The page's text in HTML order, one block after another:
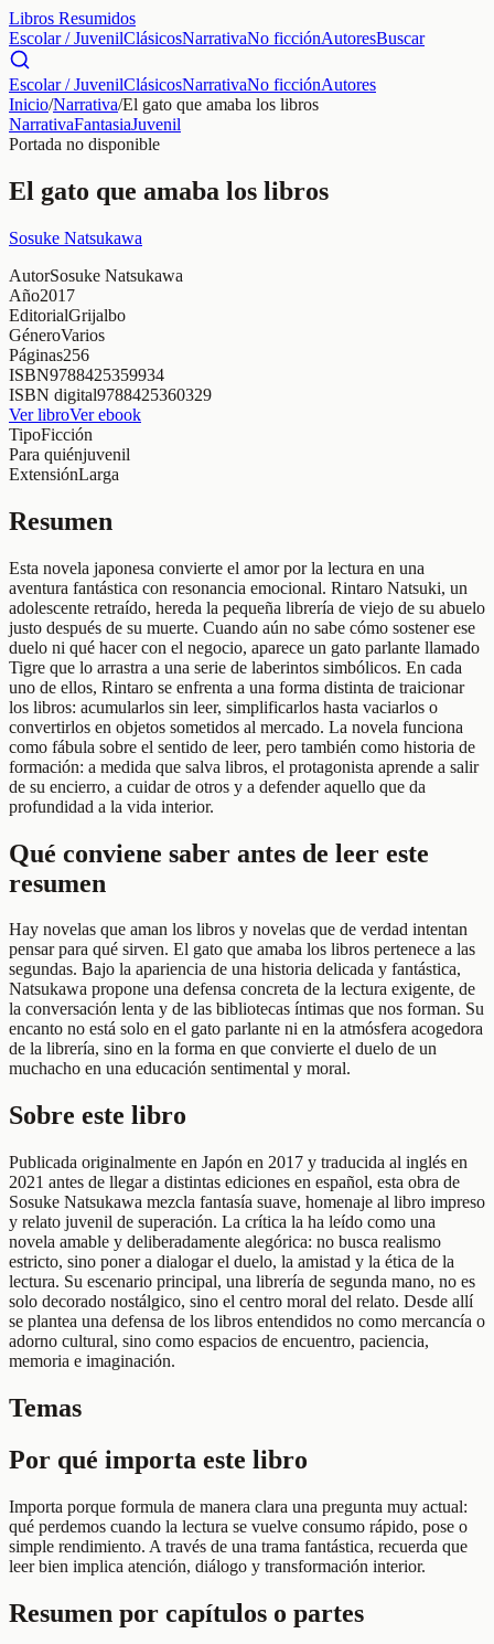
Libros Resumidos
Escolar / JuvenilClásicosNarrativaNo ficciónAutoresBuscar
Escolar / JuvenilClásicosNarrativaNo ficciónAutores
Inicio/Narrativa/El gato que amaba los libros
NarrativaFantasiaJuvenil
Portada no disponible
El gato que amaba los libros
Sosuke Natsukawa
AutorSosuke Natsukawa
Año2017
EditorialGrijalbo
GéneroVarios
Páginas256
ISBN9788425359934
ISBN digital9788425360329
Ver libroVer ebook
TipoFicción
Para quiénjuvenil
ExtensiónLarga
Resumen
Esta novela japonesa convierte el amor por la lectura en una
aventura fantástica con resonancia emocional. Rintaro Natsuki, un
adolescente retraído, hereda la pequeña librería de viejo de su abuelo
justo después de su muerte. Cuando aún no sabe cómo sostener ese
duelo ni qué hacer con el negocio, aparece un gato parlante llamado
Tigre que lo arrastra a una serie de laberintos simbólicos. En cada
uno de ellos, Rintaro se enfrenta a una forma distinta de traicionar
los libros: acumularlos sin leer, simplificarlos hasta vaciarlos o
convertirlos en objetos sometidos al mercado. La novela funciona
como fábula sobre el sentido de leer, pero también como historia de
formación: a medida que salva libros, el protagonista aprende a salir
de su encierro, a cuidar de otros y a defender aquello que da
profundidad a la vida interior.
Qué conviene saber antes de leer este
resumen
Hay novelas que aman los libros y novelas que de verdad intentan
pensar para qué sirven. El gato que amaba los libros pertenece a las
segundas. Bajo la apariencia de una historia delicada y fantástica,
Natsukawa propone una defensa concreta de la lectura exigente, de
la conversación lenta y de las bibliotecas íntimas que nos forman. Su
encanto no está solo en el gato parlante ni en la atmósfera acogedora
de la librería, sino en la forma en que convierte el duelo de un
muchacho en una educación sentimental y moral.
Sobre este libro
Publicada originalmente en Japón en 2017 y traducida al inglés en
2021 antes de llegar a distintas ediciones en español, esta obra de
Sosuke Natsukawa mezcla fantasía suave, homenaje al libro impreso
y relato juvenil de superación. La crítica la ha leído como una
novela amable y deliberadamente alegórica: no busca realismo
estricto, sino poner a dialogar el duelo, la amistad y la ética de la
lectura. Su escenario principal, una librería de segunda mano, no es
solo decorado nostálgico, sino el centro moral del relato. Desde allí
se plantea una defensa de los libros entendidos no como mercancía o
adorno cultural, sino como espacios de encuentro, paciencia,
memoria e imaginación.
Temas
Por qué importa este libro
Importa porque formula de manera clara una pregunta muy actual:
qué perdemos cuando la lectura se vuelve consumo rápido, pose o
simple rendimiento. A través de una trama fantástica, recuerda que
leer bien implica atención, diálogo y transformación interior.
Resumen por capítulos o partes